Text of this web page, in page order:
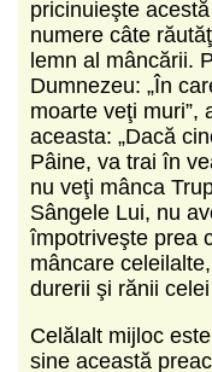
pricinuieşte
numere câte
lemn al mâncării.
Dumnezeu: „În
moarte veţi muri”,
aceasta: „Dacă
Pâine, va trai în
nu veţi mânca
Sângele Lui, nu
împotriveşte prea
mâncare
durerii şi rănii
Celălalt mijloc
sine această